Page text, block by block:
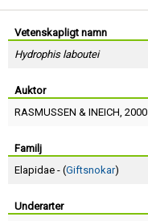
Vetenskapligt namn
Hydrophis laboutei
Auktor
RASMUSSEN & INEICH, 2000
Familj
Elapidae - (Giftsnokar)
Underarter
Lösenord:
Terms of Service